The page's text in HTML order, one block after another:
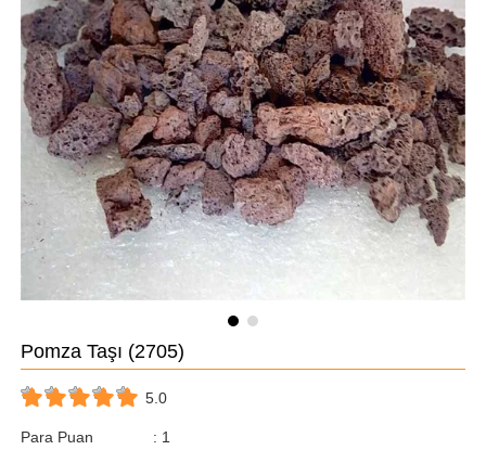
Pomza Taşı (2705)
5.0
Para Puan : 1